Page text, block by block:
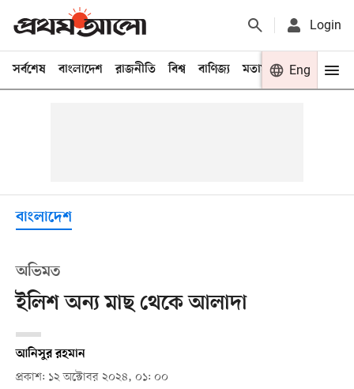
Login
সর্বশেষ বাংলাদেশ রাজনীতি বিশ্ব বাণিজ্য মতামত খেলা
Eng
বাংলাদেশ
অভিমত
ইলিশ অন্য মাছ থেকে আলাদা
আনিসুর রহমান
প্রকাশ: ১২ অক্টোবর ২০২৪, ০১: ০০